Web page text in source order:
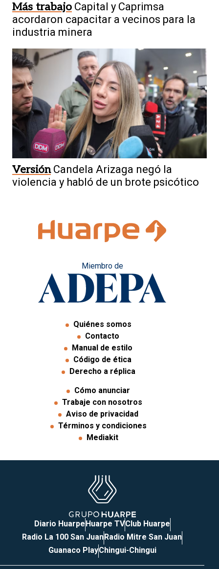
Más trabajo Capital y Caprimsa
acordaron capacitar a vecinos para la
industria minera
Versión Candela Arizaga negó la
violencia y habló de un brote psicótico
Miembro de
Quiénes somos
Contacto
Manual de estilo
Código de ética
Derecho a réplica
Cómo anunciar
Trabaje con nosotros
Aviso de privacidad
Términos y condiciones
Mediakit
Diario HuarpeHuarpe TVClub Huarpe
Radio La 100 San JuanRadio Mitre San Juan
Guanaco PlayChingui-Chingui